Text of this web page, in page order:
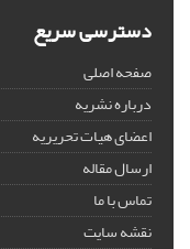
دسترسی سریع
صفحه اصلی
درباره نشریه
اعضای هیات تحریریه
ارسال مقاله
تماس با ما
نقشه سایت